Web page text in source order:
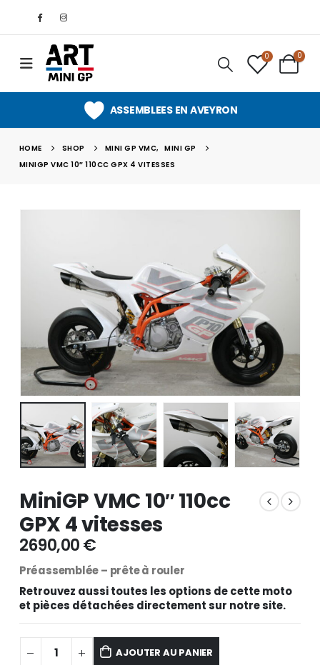
0 0
ASSEMBLEES EN AVEYRON
HOME SHOP MINI GP VMC,
MINI GP
MINIGP VMC 10″ 110CC GPX 4 VITESSES
MiniGP VMC 10″ 110cc
GPX 4 vitesses
2690,00€
Préassemblée – prête à rouler
Retrouvez aussi toutes les options de cette moto
et pièces détachées directement sur notre site.
AJOUTER AU PANIER